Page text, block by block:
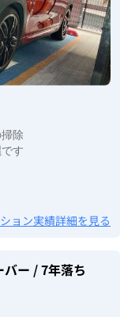
除
す
ョン実績詳細を見る
バー / 7年落ち